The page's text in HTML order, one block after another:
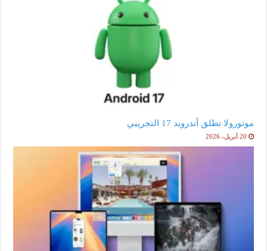
موتورولا تطلق أندرويد 17 التجريبي
20 أبريل، 2026